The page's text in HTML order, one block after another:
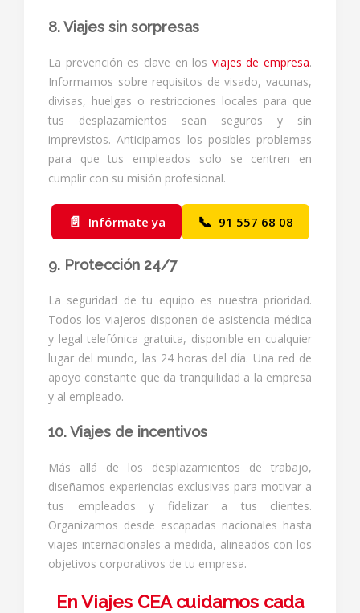
8. Viajes sin sorpresas
La prevención es clave en los viajes de empresa.
Informamos sobre requisitos de visado, vacunas,
divisas, huelgas o restricciones locales para que
tus desplazamientos sean seguros y sin
imprevistos. Anticipamos los posibles problemas
para que tus empleados solo se centren en
cumplir con su misión profesional.
📄 Infórmate ya 📞 91 557 68 08
9. Protección 24/7
La seguridad de tu equipo es nuestra prioridad.
Todos los viajeros disponen de asistencia médica
y legal telefónica gratuita, disponible en cualquier
lugar del mundo, las 24 horas del día. Una red de
apoyo constante que da tranquilidad a la empresa
y al empleado.
10. Viajes de incentivos
Más allá de los desplazamientos de trabajo,
diseñamos experiencias exclusivas para motivar a
tus empleados y fidelizar a tus clientes.
Organizamos desde escapadas nacionales hasta
viajes internacionales a medida, alineados con los
objetivos corporativos de tu empresa.
En Viajes CEA cuidamos cada